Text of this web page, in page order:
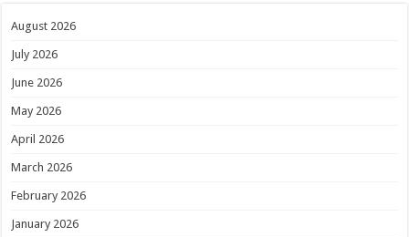
August 2026
July 2026
June 2026
May 2026
April 2026
March 2026
February 2026
January 2026